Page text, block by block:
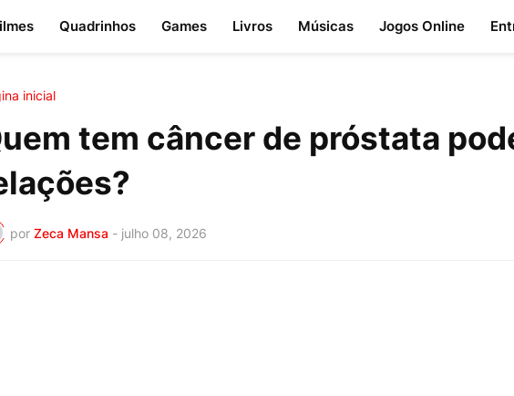
Quadrinhos Games Livros Músicas Jogos Online
inicial
tem câncer de próstata
por Zeca Mansa - julho 08, 2026